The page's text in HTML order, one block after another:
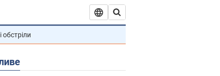
обстріли